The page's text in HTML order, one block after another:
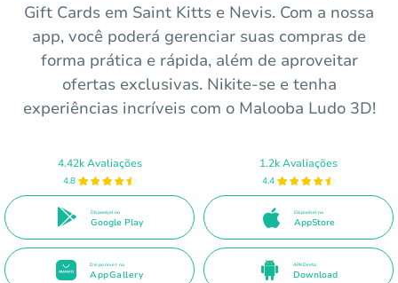
Gift Cards em Saint Kitts e Nevis. Com a nossa
app, você poderá gerenciar suas compras de
forma prática e rápida, além de aproveitar
ofertas exclusivas. Nikite-se e tenha
experiências incríveis com o Malooba Ludo 3D!
4.42k Avaliações
4.8
Disponível no
Google Play
1.2k Avaliações
4.4
Disponível na
AppStore
Disponível na
AppGallery
APK Direto
Download